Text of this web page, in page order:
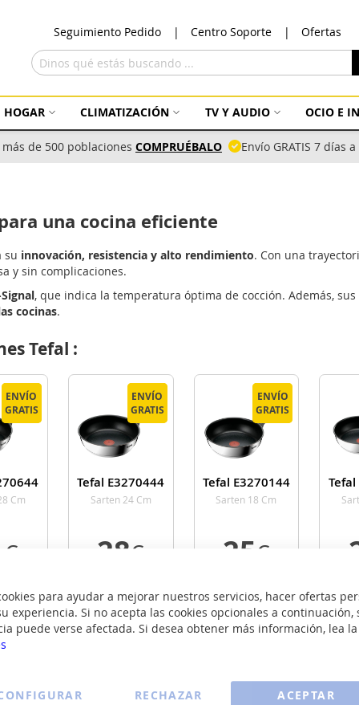
para ayudar a mejorar nuestros servicios, hacer ofertas
experiencia. Si no acepta las cookies opcionales a continuación,
puede verse afectada. Si desea obtener más información, lea
ACEPTAR
RECHAZAR
Seguimiento Pedido Centro Soporte Ofertas
HOGAR CLIMATIZACIÓN TV Y AUDIO OCIO E
de 500 poblaciones COMPRUÉBALO Envío GRATIS 7 días
una cocina eficiente
su innovación, resistencia y alto rendimiento. Con una
y sin complicaciones.
, que indica la temperatura óptima de cocción. Además,
cocinas.
Tefal :
ENVÍO
GRATIS
ENVÍO
GRATIS
Cm
€
ENVÍO
GRATIS
ENVÍO
GRATIS
Tefal E3270444
Sarten 24 Cm
VER
DETALLE
28€
ENVÍO
GRATIS
ENVÍO
GRATIS
Tefal E3270144
Sarten 18 Cm
VER
DETALLE
25€
ENVÍO
GRATIS
ENVÍO
GRATIS